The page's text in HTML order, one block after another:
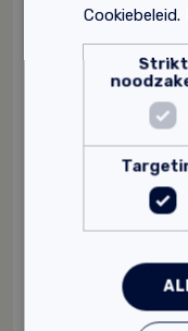
Cookiebeleid.
Strikt